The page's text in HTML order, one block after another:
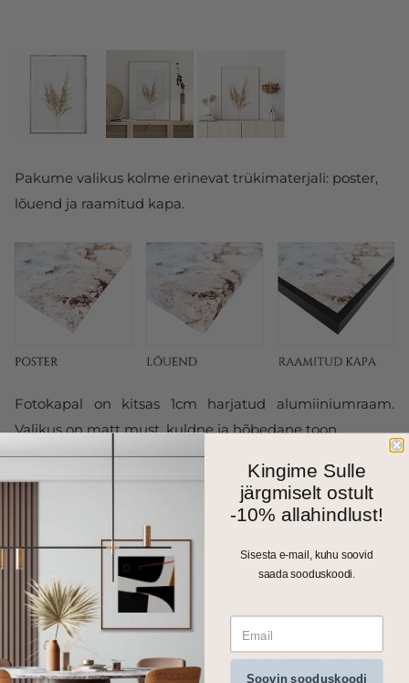
Pakume valikus kolme erinevat trükimaterjali: poster,
lõuend ja raamitud kapa.
Fotokapal on kitsas 1cm harjatud alumiiniumraam.
Valikus on matt must, kuldne ja hõbedane toon.
Kõik meie seinapildid, fotolõuendid ja kapad trükitakse
Kingime Sulle
järgmiselt ostult
-10% allahindlust!
Sisesta e-mail, kuhu soovid
saada sooduskoodi.
Soovin sooduskoodi